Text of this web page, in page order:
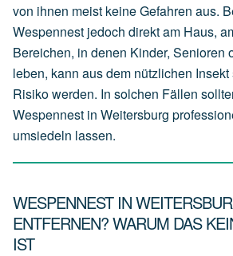
von ihnen meist keine Gefahren aus.
Wespennest jedoch direkt am Haus,
Bereichen, in denen Kinder, Senioren
leben, kann aus dem nützlichen
Risiko werden. In solchen Fällen
Wespennest in Weitersburg
umsiedeln lassen.
WESPENNEST IN
ENTFERNEN? WARUM DAS
IST